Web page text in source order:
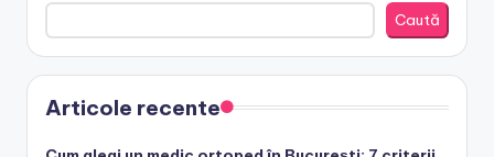
Caută
Articole recente